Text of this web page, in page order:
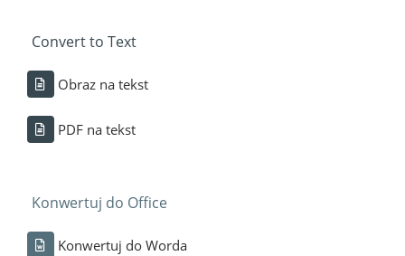
Convert to Text
Obraz na tekst
PDF na tekst
Konwertuj do Office
Konwertuj do Worda